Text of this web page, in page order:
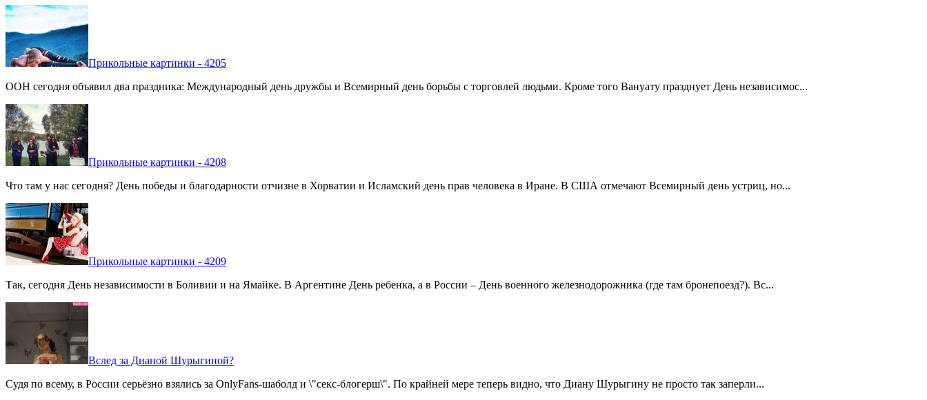
Прикольные картинки - 4205
ООН сегодня объявил два праздника: Международный день дружбы и Всемирный день борьбы с торговлей людьми. Кроме того Вануату празднует День независимос...
Прикольные картинки - 4208
Что там у нас сегодня? День победы и благодарности отчизне в Хорватии и Исламский день прав человека в Иране. В США отмечают Всемирный день устриц, но...
Прикольные картинки - 4209
Так, сегодня День независимости в Боливии и на Ямайке. В Аргентине День ребенка, а в России – День военного железнодорожника (где там бронепоезд?). Вс...
Вслед за Дианой Шурыгиной?
Судя по всему, в России серьёзно взялись за OnlyFans-шаболд и \"секс-блогерш\". По крайней мере теперь видно, что Диану Шурыгину не просто так заперли...